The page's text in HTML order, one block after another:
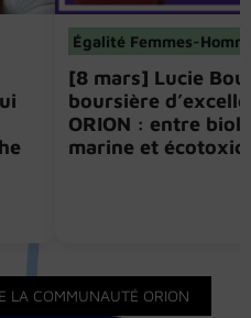
Égalité Femmes-
[8 mars] Lucie
boursière
ORION : entre
marine et
LA COMMUNAUTÉ ORION